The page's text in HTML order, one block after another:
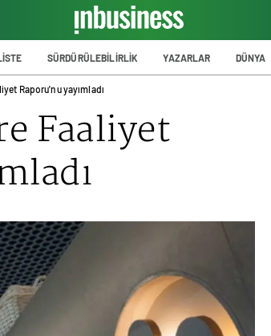
SÜRDÜRÜLEBİLİRLİK YAZARLAR DÜNYA
Raporu'nu yayımladı
Faaliyet